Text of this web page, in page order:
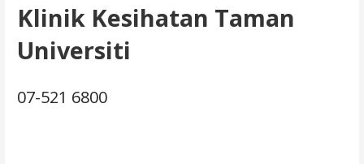
Klinik Kesihatan Taman
Universiti
07-521 6800